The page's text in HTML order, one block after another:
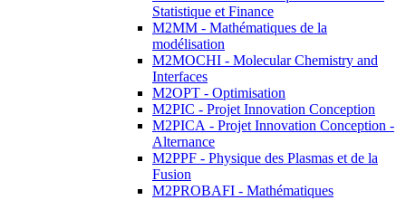
Statistique et Finance
M2MM - Mathématiques de la
modélisation
M2MOCHI - Molecular Chemistry and
Interfaces
M2OPT - Optimisation
M2PIC - Projet Innovation Conception
M2PICA - Projet Innovation Conception -
Alternance
M2PPF - Physique des Plasmas et de la
Fusion
M2PROBAFI - Mathématiques